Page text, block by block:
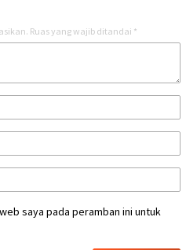
Ruas yang wajib ditandai *
saya pada peramban ini untuk